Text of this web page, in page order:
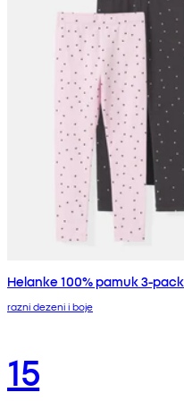
Helanke 100% pamuk 3-pack
razni dezeni i boje
15